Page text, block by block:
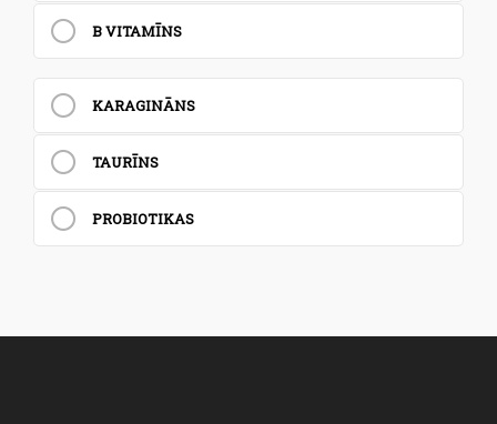
B VITAMĪNS
KARAGINĀNS
TAURĪNS
PROBIOTIKAS